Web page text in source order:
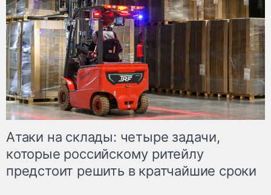
Атаки на склады: четыре задачи,
которые российскому ритейлу
предстоит решить в кратчайшие сроки